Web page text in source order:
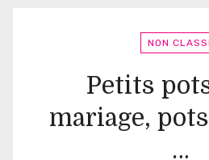
NON
Petits
mariage,
…